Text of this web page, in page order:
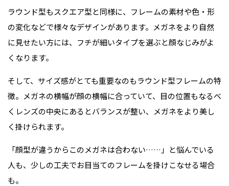
ラウンド型もスクエア型と同様に、フレームの素材や色・形
の変化などで様々なデザインがあります。メガネをより自然
に見せたい方には、フチが細いタイプを選ぶと顔なじみがよ
くなります。
そして、サイズ感がとても重要なのもラウンド型フレームの特
徴。メガネの横幅が顔の横幅に合っていて、目の位置もなるべ
くレンズの中央にあるとバランスが整い、メガネをより美し
く掛けられます。
「顔型が違うからこのメガネは合わない……」と悩んでいる
人も、少しの工夫でお目当てのフレームを掛けこなせる場合
も。